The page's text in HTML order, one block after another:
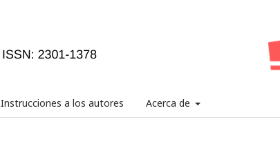
Instrucciones a los autores Acerca de